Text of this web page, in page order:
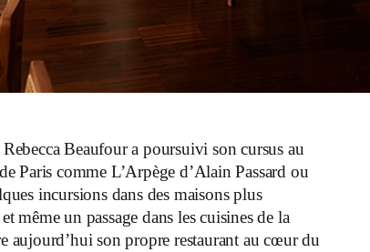
Beaufour a poursuivi son cursus au
Paris comme L’Arpège d’Alain Passard ou
incursions dans des maisons plus
même un passage dans les cuisines de la
aujourd’hui son propre restaurant au cœur du